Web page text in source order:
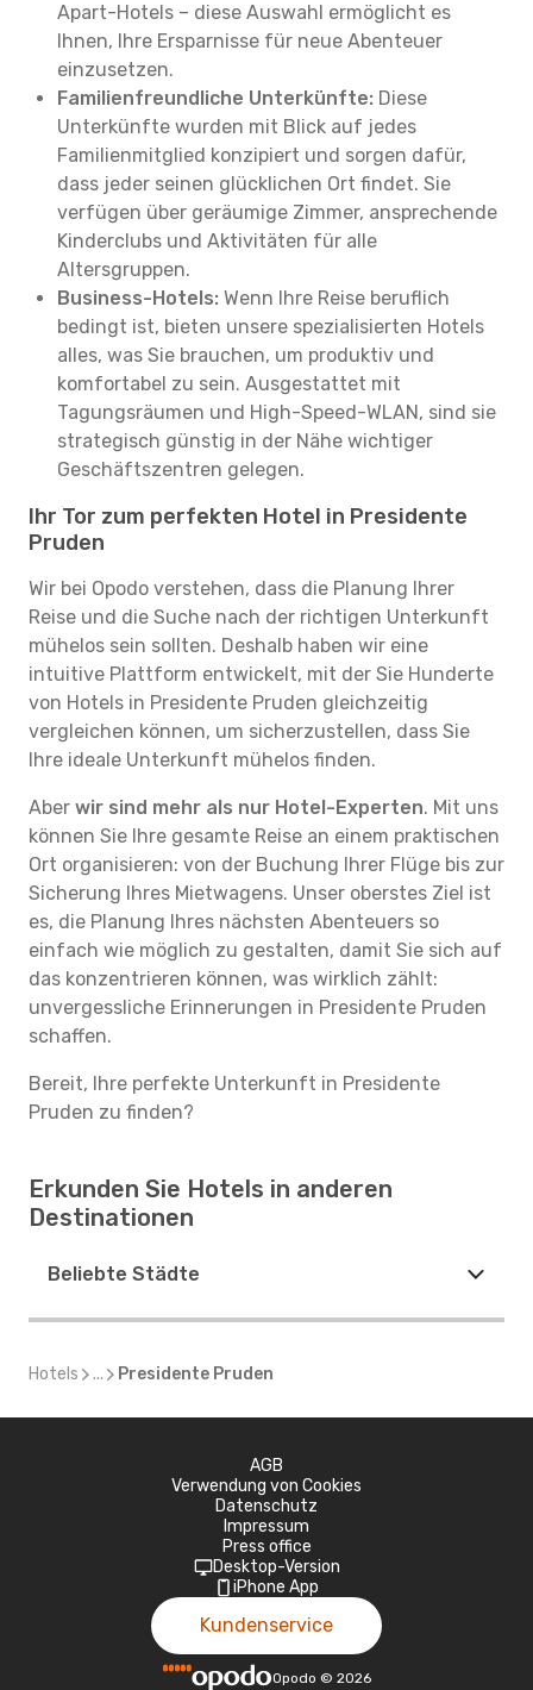
Apart-Hotels – diese Auswahl ermöglicht es
Ihnen, Ihre Ersparnisse für neue Abenteuer
einzusetzen.
Familienfreundliche Unterkünfte: Diese
Unterkünfte wurden mit Blick auf jedes
Familienmitglied konzipiert und sorgen dafür,
dass jeder seinen glücklichen Ort findet. Sie
verfügen über geräumige Zimmer, ansprechende
Kinderclubs und Aktivitäten für alle
Altersgruppen.
Business-Hotels: Wenn Ihre Reise beruflich
bedingt ist, bieten unsere spezialisierten Hotels
alles, was Sie brauchen, um produktiv und
komfortabel zu sein. Ausgestattet mit
Tagungsräumen und High-Speed-WLAN, sind sie
strategisch günstig in der Nähe wichtiger
Geschäftszentren gelegen.
Ihr Tor zum perfekten Hotel in Presidente
Pruden
Wir bei Opodo verstehen, dass die Planung Ihrer
Reise und die Suche nach der richtigen Unterkunft
mühelos sein sollten. Deshalb haben wir eine
intuitive Plattform entwickelt, mit der Sie Hunderte
von Hotels in Presidente Pruden gleichzeitig
vergleichen können, um sicherzustellen, dass Sie
Ihre ideale Unterkunft mühelos finden.
Aber wir sind mehr als nur Hotel-Experten. Mit uns
können Sie Ihre gesamte Reise an einem praktischen
Ort organisieren: von der Buchung Ihrer Flüge bis zur
Sicherung Ihres Mietwagens. Unser oberstes Ziel ist
es, die Planung Ihres nächsten Abenteuers so
einfach wie möglich zu gestalten, damit Sie sich auf
das konzentrieren können, was wirklich zählt:
unvergessliche Erinnerungen in Presidente Pruden
schaffen.
Bereit, Ihre perfekte Unterkunft in Presidente
Pruden zu finden?
Erkunden Sie Hotels in anderen
Destinationen
Beliebte Städte
Hotels ... Presidente Pruden
AGB
Verwendung von Cookies
Datenschutz
Impressum
Press office
Desktop-Version
iPhone App
Kundenservice
Opodo © 2026